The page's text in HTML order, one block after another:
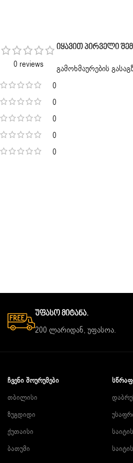
0 reviews
0
0
0
0
0
Იყავით Პირველი
გამოხმაურების
Უფასო Მიტანა.
200 ლარიდან, უფასოა.
ᲩᲕᲔᲜᲘ ᲨᲝᲣᲠᲣᲛᲔᲑᲘ
თბილისი
ზუგდიდი
ქუთაისი
ბათუმი